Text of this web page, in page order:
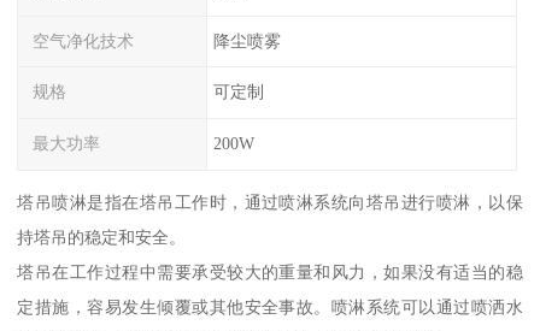
空气净化技术 降尘喷雾
规格 可定制
最大功率 200W
塔吊喷淋是指在塔吊工作时，通过喷淋系统向塔吊进行喷淋，以保
持塔吊的稳定和安全。
塔吊在工作过程中需要承受较大的重量和风力，如果没有适当的稳
定措施，容易发生倾覆或其他安全事故。喷淋系统可以通过喷洒水